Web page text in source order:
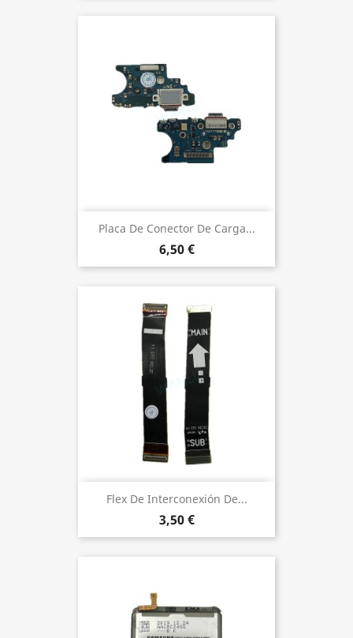
Placa De Conector De Carga...
6,50 €
Flex De Interconexión De...
3,50 €